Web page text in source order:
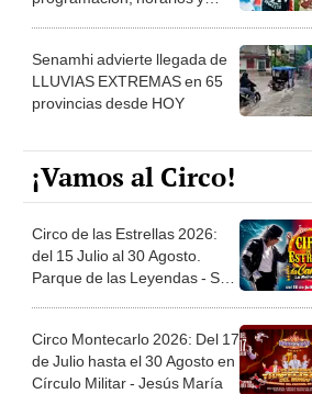
Senamhi advierte llegada de
LLUVIAS EXTREMAS en 65
provincias desde HOY
¡Vamos al Circo!
Circo de las Estrellas 2026:
del 15 Julio al 30 Agosto.
Parque de las Leyendas - San
Circo Montecarlo 2026: Del 17
de Julio hasta el 30 Agosto en
Círculo Militar - Jesús María